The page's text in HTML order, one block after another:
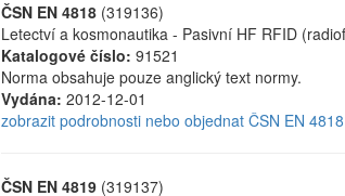
ČSN EN 4818(319136)
Letectví a kosmonautika - Pasivní HF RFID
Katalogové číslo: 91521
Norma obsahuje pouze anglický text normy.
Vydána: 2012-12-01
zobrazit podrobnosti nebo objednat ČSN EN 4818
ČSN EN 4819(319137)